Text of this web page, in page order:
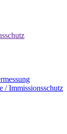
/ Immissionsschutz